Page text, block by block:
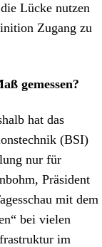
Lücke nutzen
Zugang zu
gemessen?
hat das
(BSI)
nur für
Präsident
mit dem
bei vielen
im